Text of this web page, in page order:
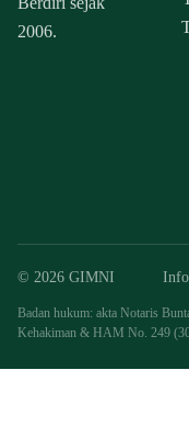
2006.
© 2026 GIMNI
Badan hukum: akta Notaris
Kehakiman & HAM No. 249